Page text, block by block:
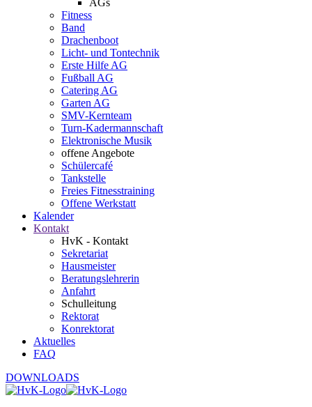
AGs
Fitness
Band
Drachenboot
Licht- und Tontechnik
Erste Hilfe AG
Fußball AG
Catering AG
Garten AG
SMV-Kernteam
Turn-Kadermannschaft
Elektronische Musik
offene Angebote
Schülercafé
Tankstelle
Freies Fitnesstraining
Offene Werkstatt
Kalender
Kontakt
HvK - Kontakt
Sekretariat
Hausmeister
Beratungslehrerin
Anfahrt
Schulleitung
Rektorat
Konrektorat
Aktuelles
FAQ
DOWNLOADS